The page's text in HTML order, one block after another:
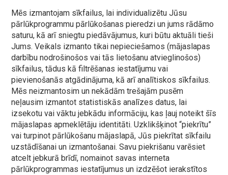
Mēs izmantojam sīkfailus, lai individualizētu Jūsu
pārlūkprogrammu pārlūkošanas pieredzi un jums rādāmo
saturu, kā arī sniegtu piedāvājumus, kuri būtu aktuāli tieši
Jums. Veikals izmanto tikai nepieciešamos (mājaslapas
darbību nodrošinošos vai tās lietošanu atvieglinošos)
sīkfailus, tādus kā filtrēšanas iestatījumu vai
pievienošanās atgādinājuma, kā arī analītiskos sīkfailus.
Mēs neizmantosim un nekādām trešajām pusēm
neļausim izmantot statistiskās analīzes datus, lai
izsekotu vai vāktu jebkādu informāciju, kas ļauj noteikt šīs
mājaslapas apmeklētāju identitāti. Uzklikšķinot “piekrītu”
vai turpinot pārlūkošanu mājaslapā, Jūs piekrītat sīkfailu
uzstādīšanai un izmantošanai. Savu piekrišanu varēsiet
atcelt jebkurā brīdī, nomainot savas interneta
pārlūkprogrammas iestatījumus un izdzēšot ierakstītos